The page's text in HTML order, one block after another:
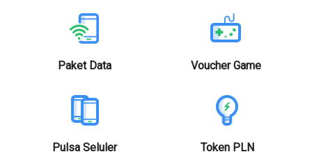
Paket Data Voucher Game
Pulsa Seluler Token PLN